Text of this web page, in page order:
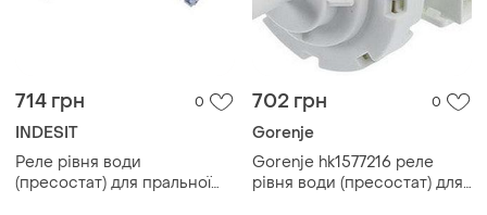
714 грн 0
INDESIT
Реле рівня води
(пресостат) для пральної
702 грн 0
Gorenje
Gorenje hk1577216 реле
рівня води (пресостат) для